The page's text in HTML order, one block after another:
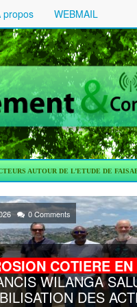
propos WEBMAIL
L’ETUDE DE FAISABILITE
0 Comments
COTIERE EN
WILANGA
DES